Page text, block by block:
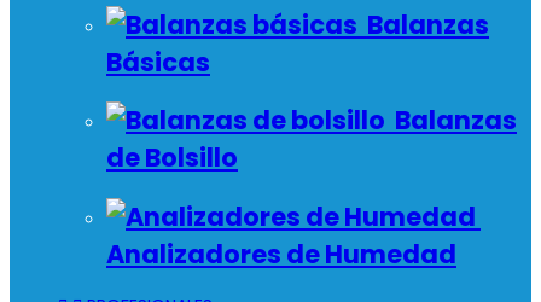
Balanzas
Básicas
Balanzas
de Bolsillo
Analizadores de Humedad